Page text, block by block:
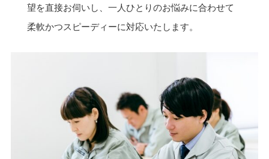
望を直接お伺いし、一人ひとりのお悩みに合わせて
柔軟かつスピーディーに対応いたします。